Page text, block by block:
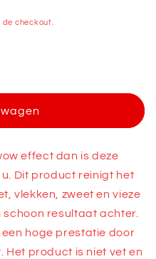
checkout.
effect dan is deze
Dit product reinigt het
vlekken, zweet en vieze
schoon resultaat achter.
hoge prestatie door
Het product is niet vet en